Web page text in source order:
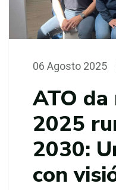
06 Agosto 2025
ATO da
2025
2030:
con